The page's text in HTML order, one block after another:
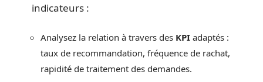
indicateurs :
Analysez la relation à travers des KPI adaptés :
taux de recommandation, fréquence de rachat,
rapidité de traitement des demandes.